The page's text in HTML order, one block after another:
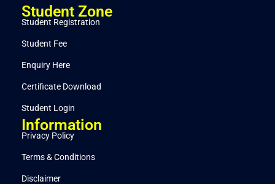
Student Zone
Student Registration
Student Fee
Enquiry Here
Certificate Download
Student Login
Information
Privacy Policy
Terms & Conditions
Disclaimer